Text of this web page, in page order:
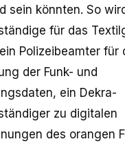
sein könnten. So
für das
Polizeibeamter für
der Funk- und
ein Dekra-
zu digitalen
des orangen